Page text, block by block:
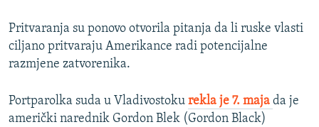
Pritvaranja su ponovo otvorila pitanja da li ruske vlasti
ciljano pritvaraju Amerikance radi potencijalne
razmjene zatvorenika.
Portparolka suda u Vladivostoku rekla je 7. maja da je
američki narednik Gordon Blek (Gordon Black)